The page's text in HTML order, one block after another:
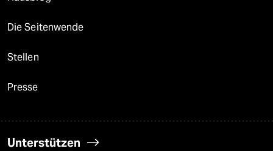
Die Seitenwende
Stellen
Presse
Unterstützen